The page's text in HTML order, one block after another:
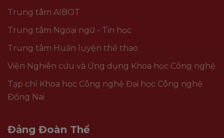
Trung tâm AIBOT
Trung tâm Ngoại ngữ - Tin học
Trung tâm Huấn luyện thể thao
Viện Nghiên cứu và Ứng dụng Khoa học Công nghệ
Tạp chí Khoa học Công nghệ Đại học Công nghệ
Đồng Nai
Đảng Đoàn Thể